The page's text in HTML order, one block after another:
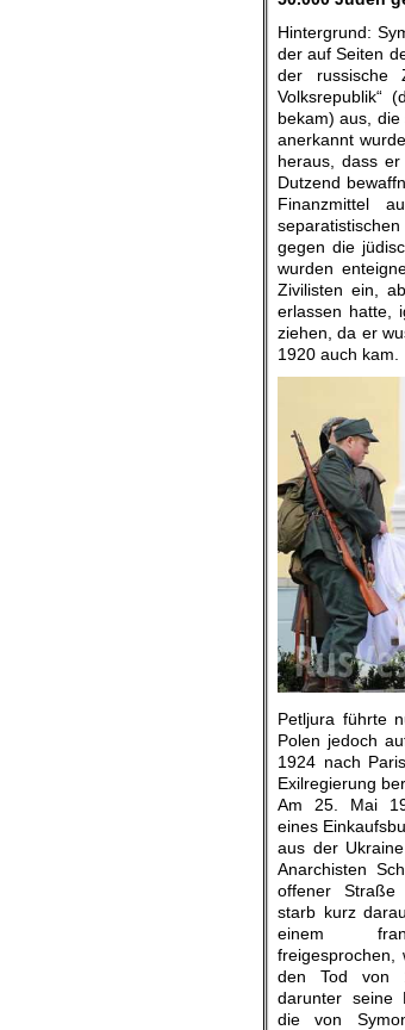
Hintergrund:
der auf Seiten
der russische
Volksrepublik“
bekam) aus, die
anerkannt
heraus, dass
Dutzend
Finanzmittel
gegen die
wurden
Zivilisten ein,
erlassen hatte,
ziehen, da er
1920 auch kam.
Petljura führte
Polen jedoch
1924 nach
Exilregierung
Am 25. Mai
eines
aus der
Anarchisten
offener Straße
starb kurz
einem
freigesprochen,
den Tod von
darunter seine
die von